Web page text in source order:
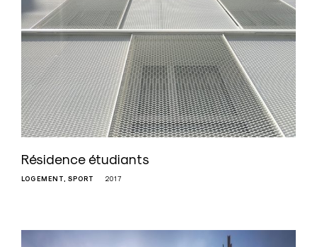
Résidence étudiants
LOGEMENT SPORT 2017